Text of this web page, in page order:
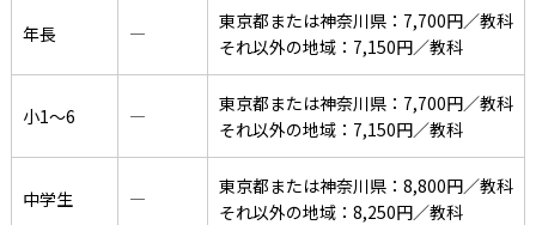
年長 ―
東京都または神奈川県：7,700円／教科
それ以外の地域：7,150円／教科
小1〜6 ―
東京都または神奈川県：7,700円／教科
それ以外の地域：7,150円／教科
中学生 ―
東京都または神奈川県：8,800円／教科
それ以外の地域：8,250円／教科